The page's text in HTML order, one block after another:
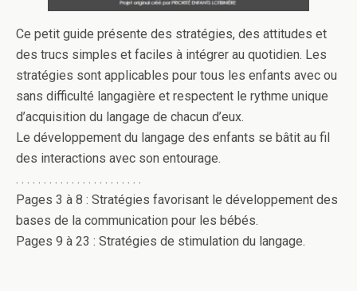
Ce petit guide présente des stratégies, des attitudes et
des trucs simples et faciles à intégrer au quotidien. Les
stratégies sont applicables pour tous les enfants avec ou
sans difficulté langagière et respectent le rythme unique
d’acquisition du langage de chacun d’eux.
Le développement du langage des enfants se bâtit au fil
des interactions avec son entourage.
. . . . . . . . . . . . . . . . . . . . . . .
Pages 3 à 8 : Stratégies favorisant le développement des
bases de la communication pour les bébés.
Pages 9 à 23 : Stratégies de stimulation du langage.